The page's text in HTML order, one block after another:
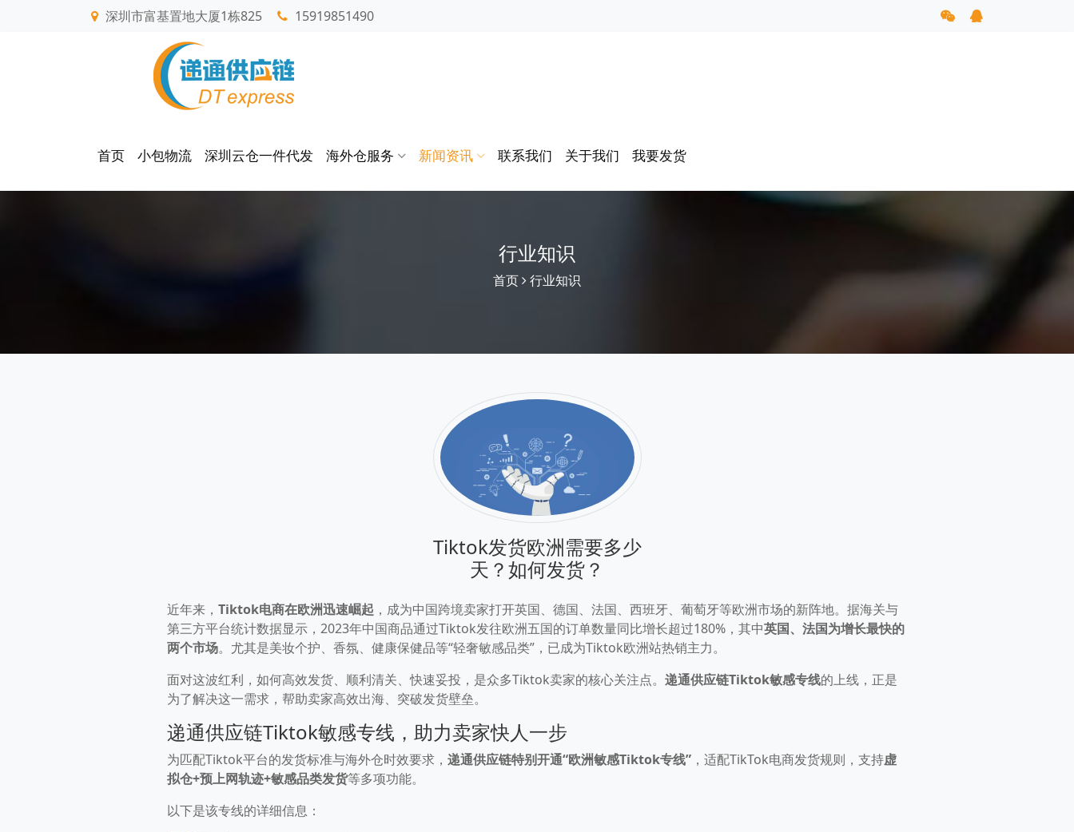
深圳市富基置地大厦1栋825 15919851490
首页 小包物流 深圳云仓一件代发 海外仓服务 新闻资讯 联系我们 关于我们 我要发货
行业知识
首页 行业知识
Tiktok发货欧洲需要多少
天？如何发货？
近年来， Tiktok电商在欧洲迅速崛起 ，成为中国跨境卖家打开英国、德国、法国、西班牙、葡萄牙等欧洲市场的新阵地。据海关与
第三方平台统计数据显示，2023年中国商品通过Tiktok发往欧洲五国的订单数量同比增长超过180%，其中英国、法国为增长最快的
两个市场。尤其是美妆个护、香氛、健康保健品等“轻奢敏感品类”，已成为Tiktok欧洲站热销主力。
面对这波红利，如何高效发货、顺利清关、快速妥投，是众多Tiktok卖家的核心关注点。 递通供应链Tiktok敏感专线的上线，正是
为了解决这一需求，帮助卖家高效出海、突破发货壁垒。
递通供应链Tiktok敏感专线，助力卖家快人一步
为匹配Tiktok平台的发货标准与海外仓时效要求， 递通供应链特别开通“欧洲敏感Tiktok专线” ，适配TikTok电商发货规则，支持虚
拟仓+预上网轨迹+敏感品类发货等多项功能。
以下是该专线的详细信息：